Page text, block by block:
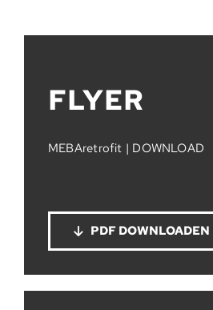
FLYER
MEBAretrofit | DOWNLOAD
PDF DOWNLOADEN